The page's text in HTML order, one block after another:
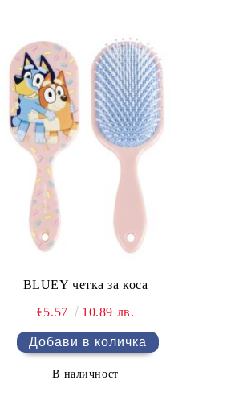
BLUEY четка за коса
€5.57 10.89 лв.
В наличност